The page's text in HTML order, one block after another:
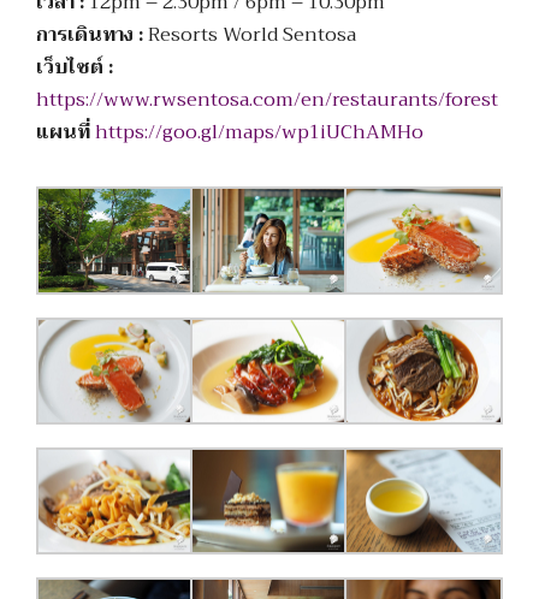
การเดินทาง :Resorts World Sentosa
เว็บไซต์ :
https://www.rwsentosa.com/en/restaurants/forest
แผนที่https://goo.gl/maps/wp1iUChAMHo